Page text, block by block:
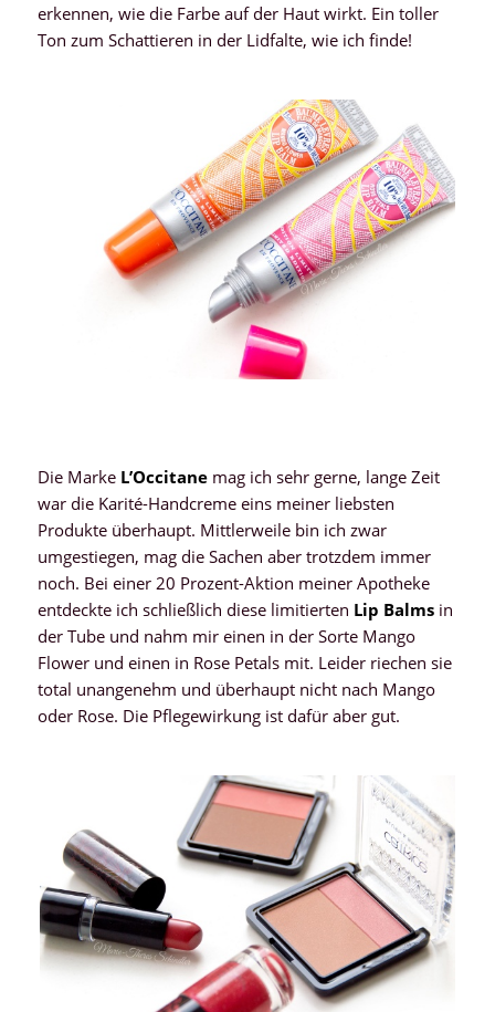
erkennen, wie die Farbe auf der Haut wirkt. Ein toller
Ton zum Schattieren in der Lidfalte, wie ich finde!
Die MarkeL’Occitanemag ich sehr gerne, lange Zeit
war die Karité-Handcreme eins meiner liebsten
Produkte überhaupt. Mittlerweile bin ich zwar
umgestiegen, mag die Sachen aber trotzdem immer
noch. Bei einer 20 Prozent-Aktion meiner Apotheke
entdeckte ich schließlich diese limitierten Lip Balmsin
der Tube und nahm mir einen in der Sorte Mango
Flower und einen in Rose Petals mit. Leider riechen sie
total unangenehm und überhaupt nicht nach Mango
oder Rose. Die Pflegewirkung ist dafür aber gut.